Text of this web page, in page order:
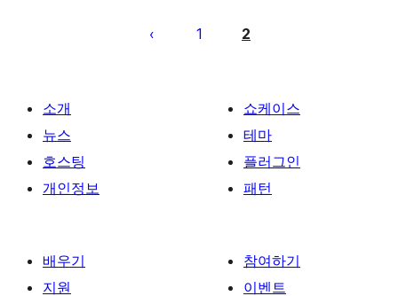
1 2
소개
뉴스
호스팅
개인정보
쇼케이스
테마
플러그인
패턴
배우기
지원
참여하기
이벤트